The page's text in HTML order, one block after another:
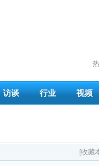
访谈 行业 视频
[收藏